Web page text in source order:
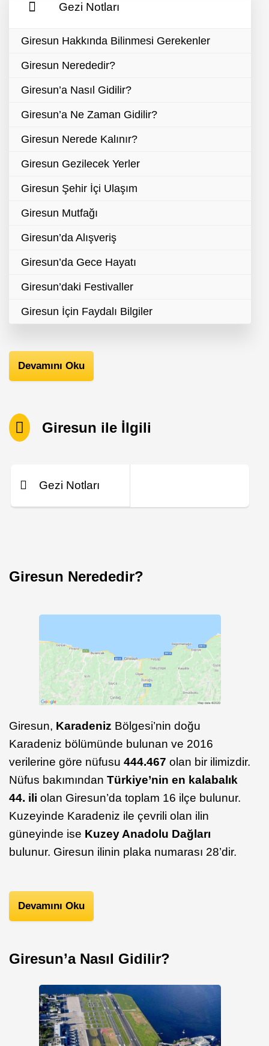
Gezi Notları
Giresun Hakkında Bilinmesi Gerekenler
Giresun Nerededir?
Giresun’a Nasıl Gidilir?
Giresun’a Ne Zaman Gidilir?
Giresun Nerede Kalınır?
Giresun Gezilecek Yerler
Giresun Şehir İçi Ulaşım
Giresun Mutfağı
Giresun’da Alışveriş
Giresun’da Gece Hayatı
Giresun’daki Festivaller
Giresun İçin Faydalı Bilgiler
Devamını Oku
Giresun ile İlgili
Gezi Notları
Giresun Nerededir?
Giresun, Karadeniz Bölgesi’nin doğu
Karadeniz bölümünde bulunan ve 2016
verilerine göre nüfusu 444.467 olan bir ilimizdir.
Nüfus bakımından Türkiye’nin en kalabalık
44. ili olan Giresun’da toplam 16 ilçe bulunur.
Kuzeyinde Karadeniz ile çevrili olan ilin
güneyinde ise Kuzey Anadolu Dağları
bulunur. Giresun ilinin plaka numarası 28’dir.
Devamını Oku
Giresun’a Nasıl Gidilir?